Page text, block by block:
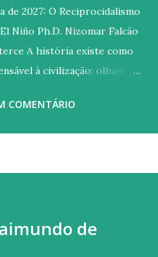
de 2027: O Reciprocidalismo
Niño Ph.D. Nizomar Falcão
A história existe como
à civilização: olhamos
meteorológicas
nordestinos sob a égide
150 anos separam o
COMENTÁRIO
de